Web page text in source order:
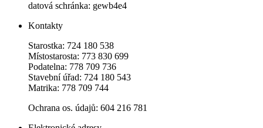
datová schránka: gewb4e4
Kontakty
Starostka: 724 180 538
Místostarosta: 773 830 699
Podatelna: 778 709 736
Stavební úřad: 724 180 543
Matrika: 778 709 744
Ochrana os. údajů: 604 216 781